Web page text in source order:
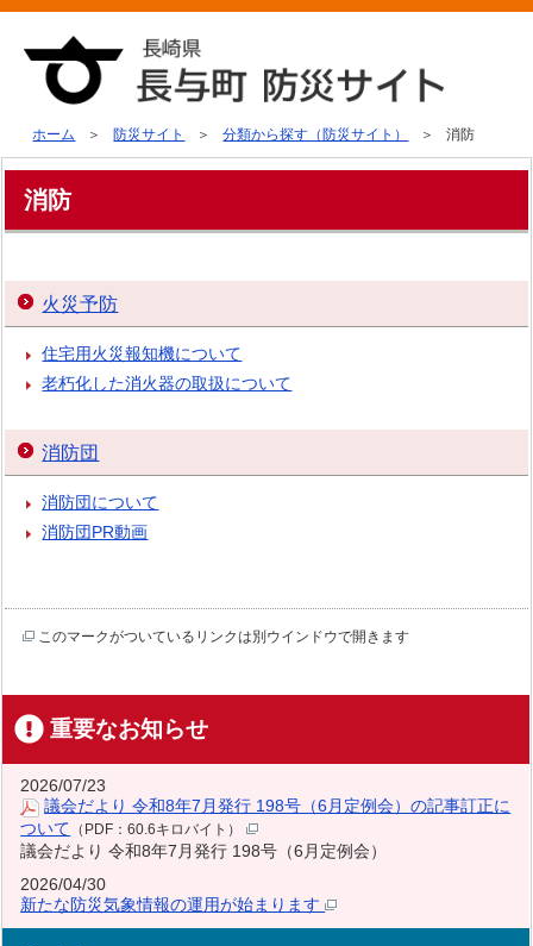
ホーム 防災サイト 分類から探す（防災サイト） 消防
消防
火災予防
住宅用火災報知機について
老朽化した消火器の取扱について
消防団
消防団について
消防団PR動画
このマークがついているリンクは別ウインドウで開きます
重要なお知らせ
2026/07/23
議会だより 令和8年7月発行 198号（6月定例会）の記事訂正に
ついて （PDF：60.6キロバイト）
議会だより 令和8年7月発行 198号（6月定例会）
2026/04/30
新たな防災気象情報の運用が始まります